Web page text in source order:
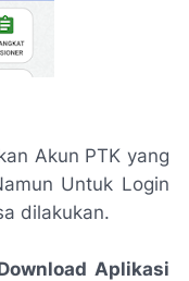
Akun PTK yang
Untuk Login
dilakukan.
Aplikasi